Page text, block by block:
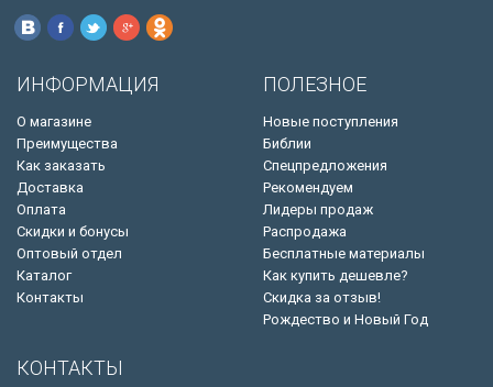
ИНФОРМАЦИЯ
О магазине
Преимущества
Как заказать
Доставка
Оплата
Скидки и бонусы
Оптовый отдел
Каталог
Контакты
ПОЛЕЗНОЕ
Новые поступления
Библии
Спецпредложения
Рекомендуем
Лидеры продаж
Распродажа
Бесплатные материалы
Как купить дешевле?
Скидка за отзыв!
Рождество и Новый Год
КОНТАКТЫ